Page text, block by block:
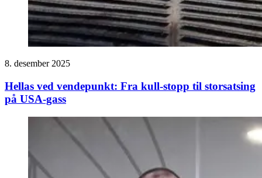
8. desember 2025
Hellas ved vendepunkt: Fra kull-stopp til storsatsing
på USA-gass